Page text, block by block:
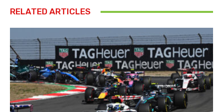
RELATED ARTICLES